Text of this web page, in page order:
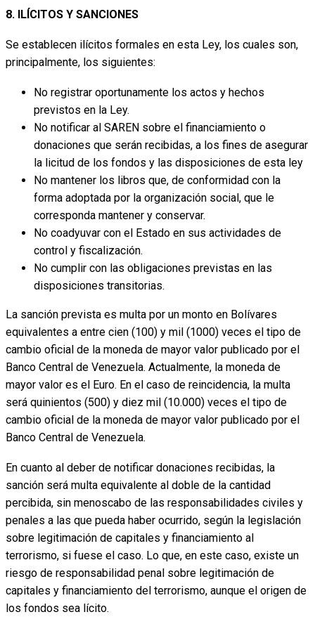
8. ILÍCITOS Y SANCIONES
Se establecen ilícitos formales en esta Ley, los cuales son,
principalmente, los siguientes:
No registrar oportunamente los actos y hechos
previstos en la Ley.
No notificar al SAREN sobre el financiamiento o
donaciones que serán recibidas, a los fines de asegurar
la licitud de los fondos y las disposiciones de esta ley
No mantener los libros que, de conformidad con la
forma adoptada por la organización social, que le
corresponda mantener y conservar.
No coadyuvar con el Estado en sus actividades de
control y fiscalización.
No cumplir con las obligaciones previstas en las
disposiciones transitorias.
La sanción prevista es multa por un monto en Bolívares
equivalentes a entre cien (100) y mil (1000) veces el tipo de
cambio oficial de la moneda de mayor valor publicado por el
Banco Central de Venezuela. Actualmente, la moneda de
mayor valor es el Euro. En el caso de reincidencia, la multa
será quinientos (500) y diez mil (10.000) veces el tipo de
cambio oficial de la moneda de mayor valor publicado por el
Banco Central de Venezuela.
En cuanto al deber de notificar donaciones recibidas, la
sanción será multa equivalente al doble de la cantidad
percibida, sin menoscabo de las responsabilidades civiles y
penales a las que pueda haber ocurrido, según la legislación
sobre legitimación de capitales y financiamiento al
terrorismo, si fuese el caso. Lo que, en este caso, existe un
riesgo de responsabilidad penal sobre legitimación de
capitales y financiamiento del terrorismo, aunque el origen de
los fondos sea lícito.